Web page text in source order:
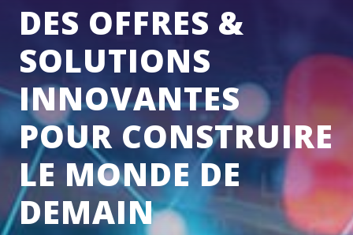
DES OFFRES &
SOLUTIONS
INNOVANTES
POUR CONSTRUIRE
LE MONDE DE
DEMAIN